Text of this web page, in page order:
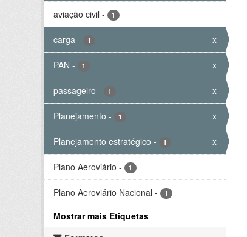
aviação civil - 1
carga - 1 x
PAN - 1 x
passageiro - 1 x
Planejamento - 1 x
Planejamento estratégico - 1 x
Plano Aeroviário - 1
Plano Aeroviário Nacional - 1
Mostrar mais Etiquetas